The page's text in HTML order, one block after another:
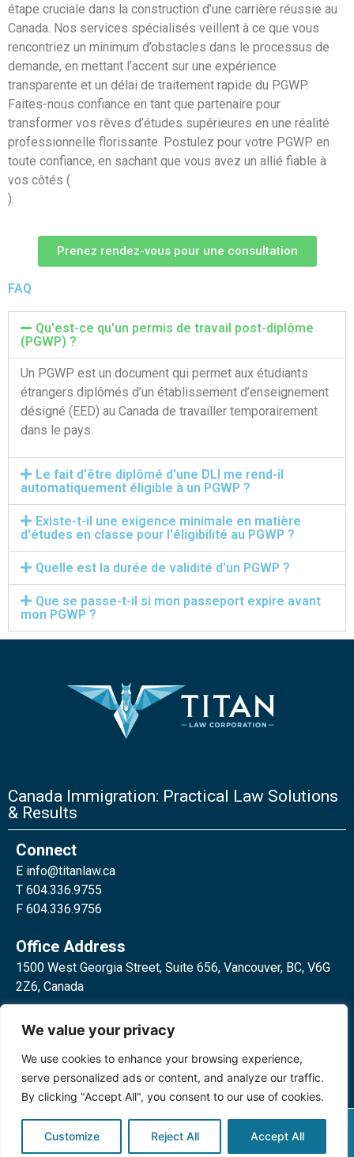
We value your privacy
We use cookies to enhance your browsing experience,
serve personalized ads or content, and analyze our traffic.
By clicking "Accept All", you consent to our use of cookies.
Customize Reject All Accept All
étape cruciale dans la construction d’une carrière réussie au
Canada. Nos services spécialisés veillent à ce que vous
rencontriez un minimum d’obstacles dans le processus de
demande, en mettant l’accent sur une expérience
transparente et un délai de traitement rapide du PGWP.
Faites-nous confiance en tant que partenaire pour
transformer vos rêves d’études supérieures en une réalité
professionnelle florissante. Postulez pour votre PGWP en
toute confiance, en sachant que vous avez un allié fiable à
vos côtés (
).
Prenez rendez-vous pour une consultation
FAQ
Qu'est-ce qu'un permis de travail post-diplôme
(PGWP) ?
Un PGWP est un document qui permet aux étudiants
étrangers diplômés d’un établissement d’enseignement
désigné (EED) au Canada de travailler temporairement
dans le pays.
Le fait d'être diplômé d'une DLI me rend-il
automatiquement éligible à un PGWP ?
Existe-t-il une exigence minimale en matière
d'études en classe pour l'éligibilité au PGWP ?
Quelle est la durée de validité d'un PGWP ?
Que se passe-t-il si mon passeport expire avant
mon PGWP ?
Canada Immigration: Practical Law Solutions
& Results
Connect
E info@titanlaw.ca
T 604.336.9755
F 604.336.9756
Office Address
1500 West Georgia Street, Suite 656, Vancouver, BC, V6G
2Z6, Canada
Toronto, ON, M4W 3E2, Canada
Privacy Policy
©2024 Titan Law Corp. All rights
reserved.